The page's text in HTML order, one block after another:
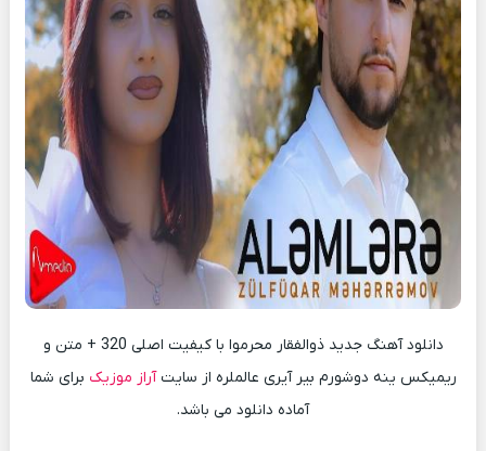
دانلود آهنگ جدید ذوالفقار محرموا با کیفیت اصلی 320 + متن و
ریمیکس ینه دوشورم بیر آیری عالملره از سایتآراز موزیک برای شما
آماده دانلود می باشد.